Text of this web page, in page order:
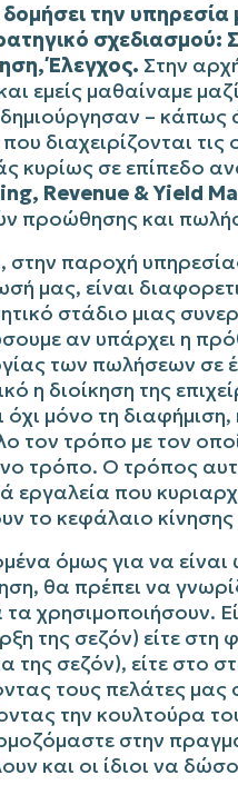
την
Έλεγχος. Στην
εμείς μαθαίναμε
– κάπως
διαχειρίζονται
κυρίως σε επίπεδο
Revenue & Yield
προώθησης και
στην παροχή
μας, είναι
στάδιο μιας
αν υπάρχει η
των πωλήσεων σε
η διοίκηση της
όχι μόνο τη
τον τρόπο με τον
τρόπο. Ο τρόπος
εργαλεία που
το κεφάλαιο
όμως για να
θα πρέπει να
τα χρησιμοποιήσουν.
της σεζόν) είτε
της σεζόν), είτε στο
τους πελάτες
την κουλτούρα
στην
και οι ίδιοι να